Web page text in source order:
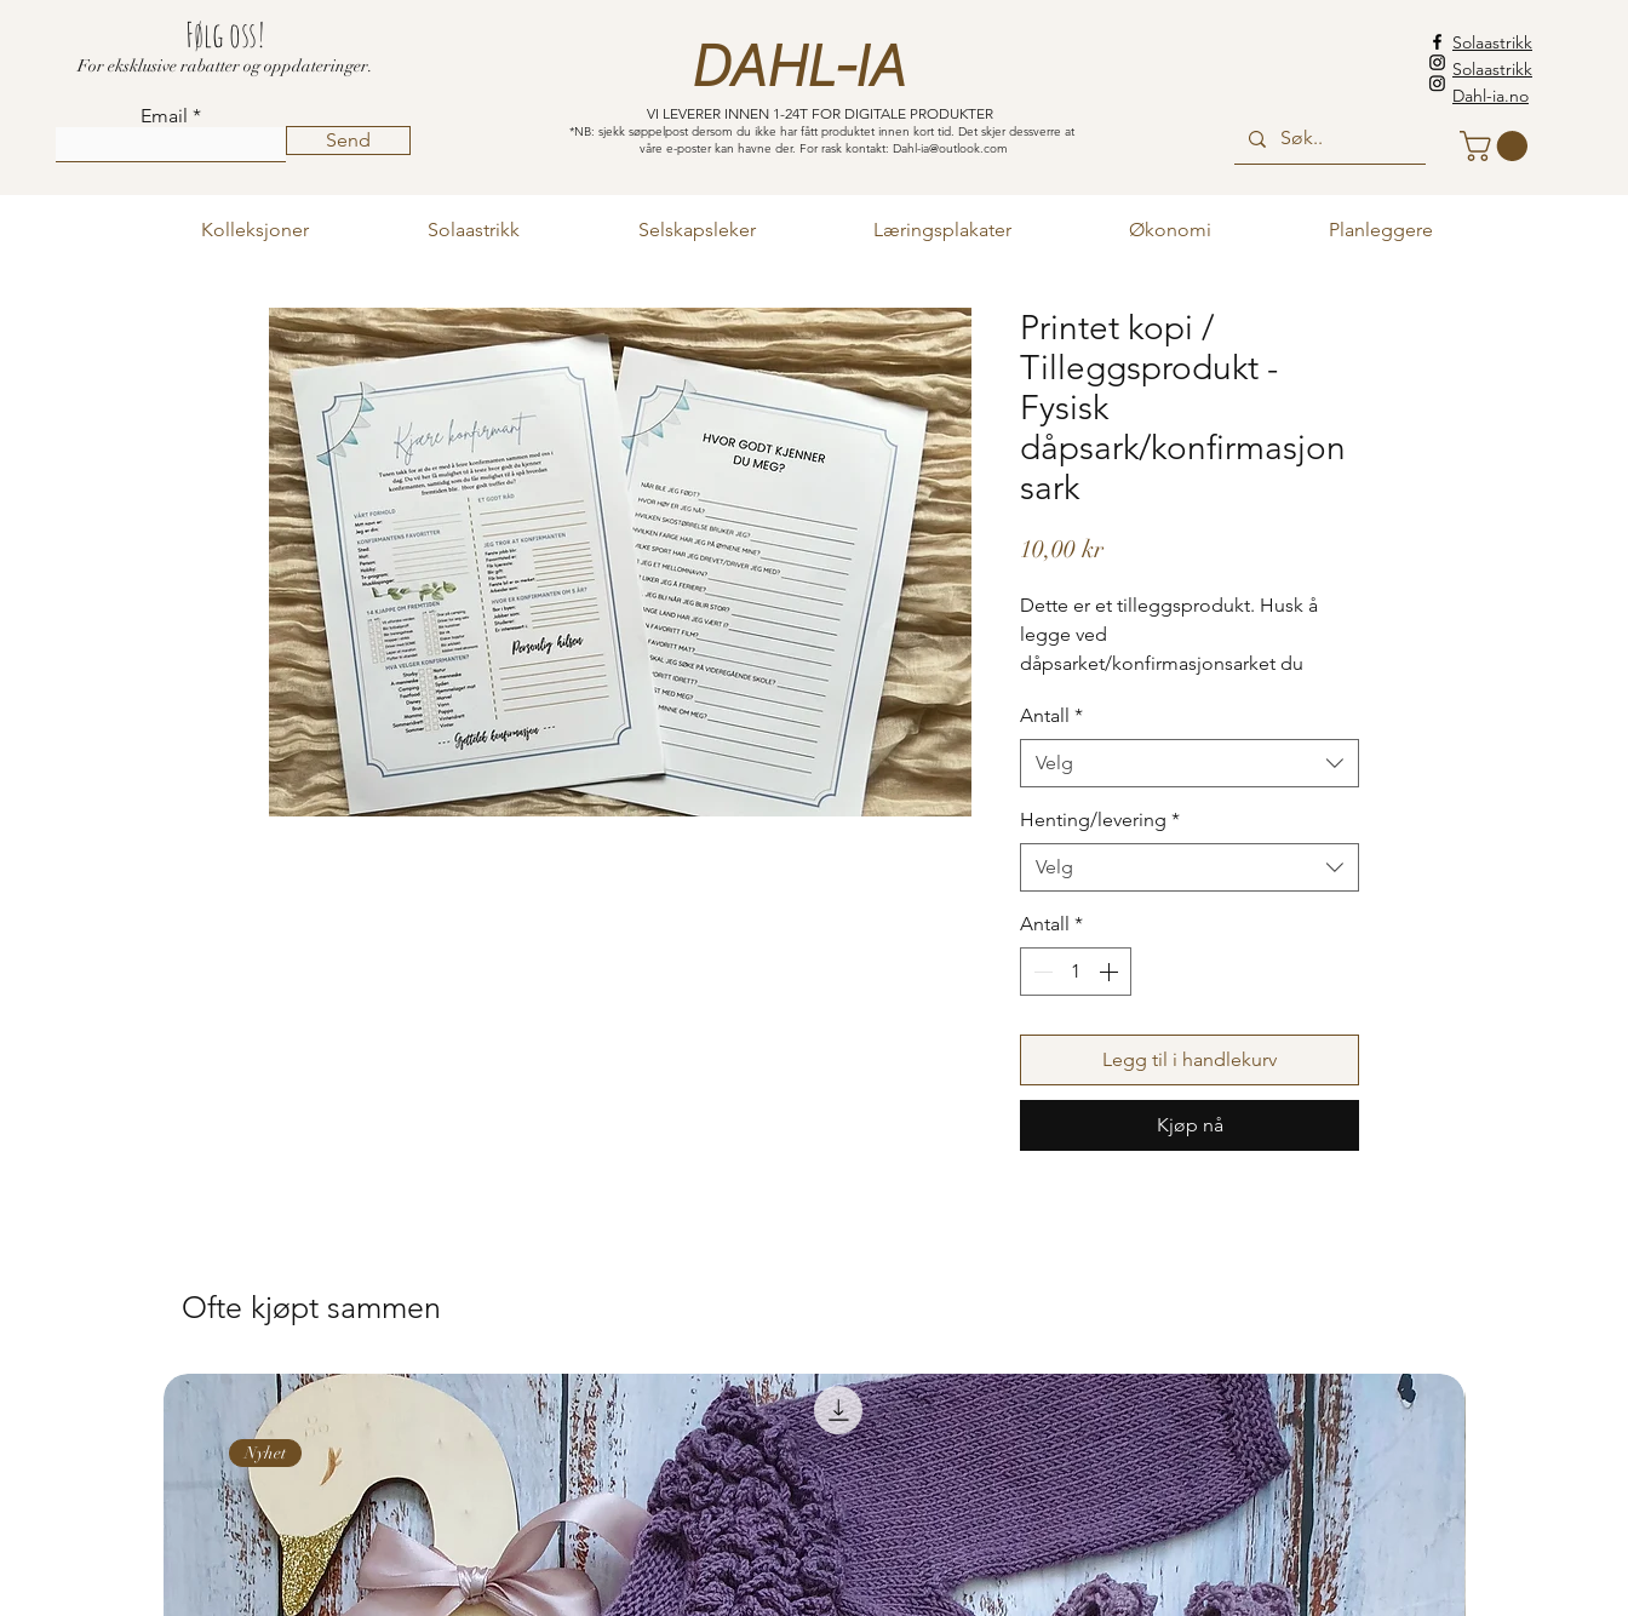
For eksklusive rabatter og oppdateringer.
Følg oss!
Email
Send
DAHL-IA
Solaastrikk
Solaastrikk
Dahl-ia.no
VI LEVERER INNEN 1-24T FOR DIGITALE PRODUKTER
*NB: sjekk søppelpost dersom du ikke har fått produktet innen kort tid. Det skjer dessverre at
våre e-poster kan havne der. For rask kontakt: Dahl-ia@outlook.com
Kolleksjoner Solaastrikk Selskapsleker Læringsplakater Økonomi Planleggere
Printet kopi /
Tilleggsprodukt -
Fysisk
dåpsark/konfirmasjon
sark
10,00 krPris
Dette er et tilleggsprodukt. Husk å
legge ved
dåpsarket/konfirmasjonsarket du
Antall
*
Velg
Henting/levering *
Velg
Antall *
Legg til i handlekurv
Kjøp nå
Ofte kjøpt sammen
Nyhet